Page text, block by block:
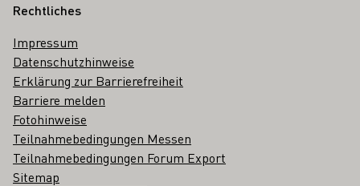
Rechtliches
Impressum
Datenschutzhinweise
Erklärung zur Barrierefreiheit
Barriere melden
Fotohinweise
Teilnahmebedingungen Messen
Teilnahmebedingungen Forum Export
Sitemap